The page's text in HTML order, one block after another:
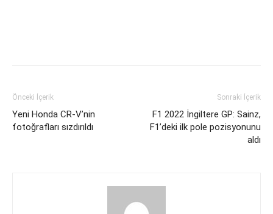
Önceki İçerik
Yeni Honda CR-V’nin
fotoğrafları sızdırıldı
Sonraki İçerik
F1 2022 İngiltere GP: Sainz,
F1’deki ilk pole pozisyonunu
aldı